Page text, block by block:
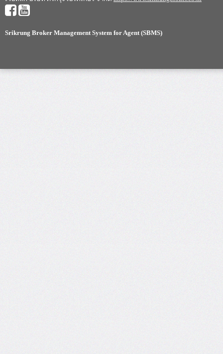
Srikrung Broker Management System for Agent (SBMS)